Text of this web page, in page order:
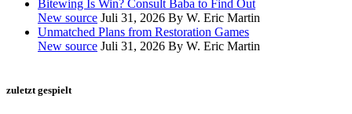
Bitewing Is Win? Consult Baba to Find Out
New source Juli 31, 2026 By W. Eric Martin
Unmatched Plans from Restoration Games
New source Juli 31, 2026 By W. Eric Martin
zuletzt gespielt